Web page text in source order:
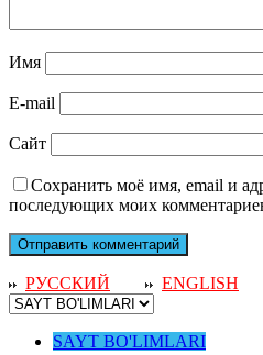
Имя
E-mail
Сайт
Сохранить моё имя, email и
последующих моих
РУССКИЙ ENGLISH
SAYT BO'LIMLARI